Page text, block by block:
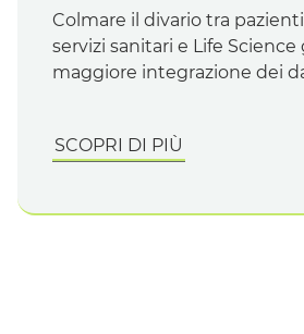
Colmare il divario tra
servizi sanitari e Life Science
maggiore integrazione dei
SCOPRI DI PIÙ